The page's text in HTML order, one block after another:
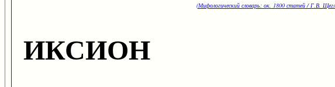
(Мифологический словарь: ок. 1800 статей / Г.В.
ИКСИОН